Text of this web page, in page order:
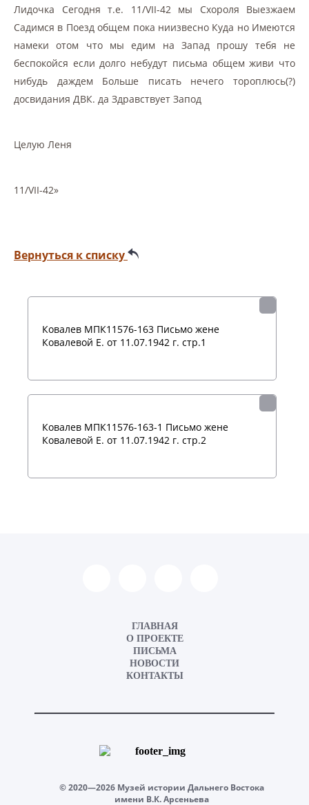
Лидочка Сегодня т.е. 11/VII-42 мы Схороля Выезжаем
Садимся в Поезд общем пока ниизвесно Куда но Имеются
намеки отом что мы едим на Запад прошу тебя не
беспокойся если долго небудут письма общем живи что
нибудь даждем Больше писать нечего тороплюсь(?)
досвидания ДВК. да Здравствует Запод
Целую Леня
11/VII-42»
Вернуться к списку
Ковалев МПК11576-163 Письмо жене
Ковалевой Е. от 11.07.1942 г. стр.1
Ковалев МПК11576-163-1 Письмо жене
Ковалевой Е. от 11.07.1942 г. стр.2
ГЛАВНАЯ
О ПРОЕКТЕ
ПИСЬМА
НОВОСТИ
КОНТАКТЫ
© 2020—2026 Музей истории Дальнего Востока
имени В.К. Арсеньева